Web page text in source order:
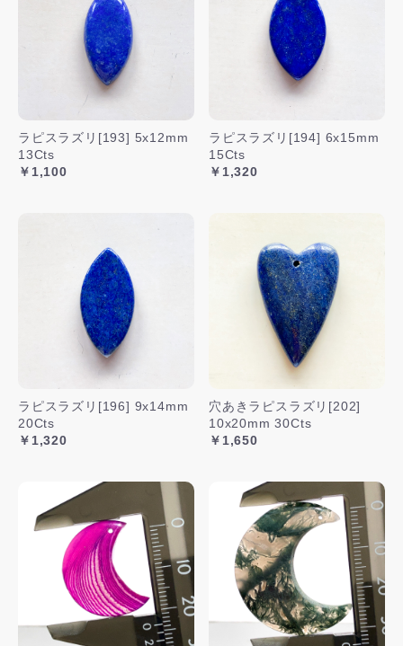
ラピスラズリ[193] 5x12mm
13Cts
￥1,100
ラピスラズリ[194] 6x15mm
15Cts
￥1,320
ラピスラズリ[196] 9x14mm
20Cts
￥1,320
穴あきラピスラズリ[202]
10x20mm 30Cts
￥1,650